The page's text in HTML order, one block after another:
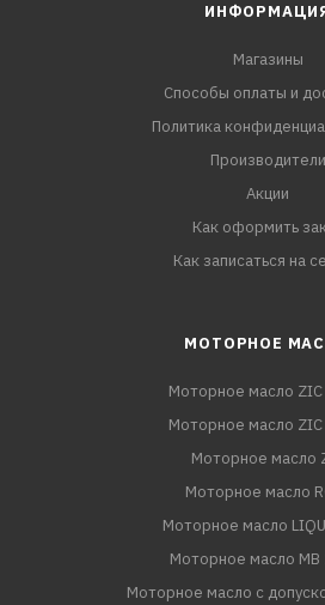
Магазины
Способы оплаты и
Политика
Производители
Акции
Как оформить
Как записаться на
МОТОРНОЕ
Моторное масло
Моторное масло
Моторное масло
Моторное масло
Моторное масло
Моторное масло MB
Моторное масло с